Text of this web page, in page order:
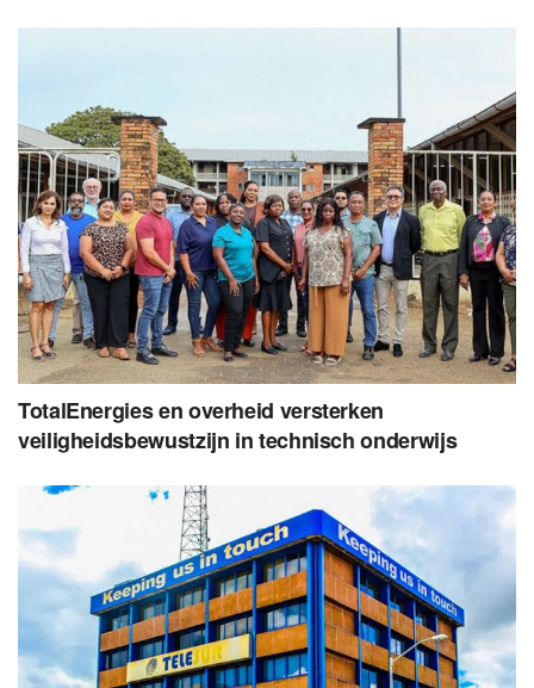
TotalEnergies en overheid versterken
veiligheidsbewustzijn in technisch onderwijs